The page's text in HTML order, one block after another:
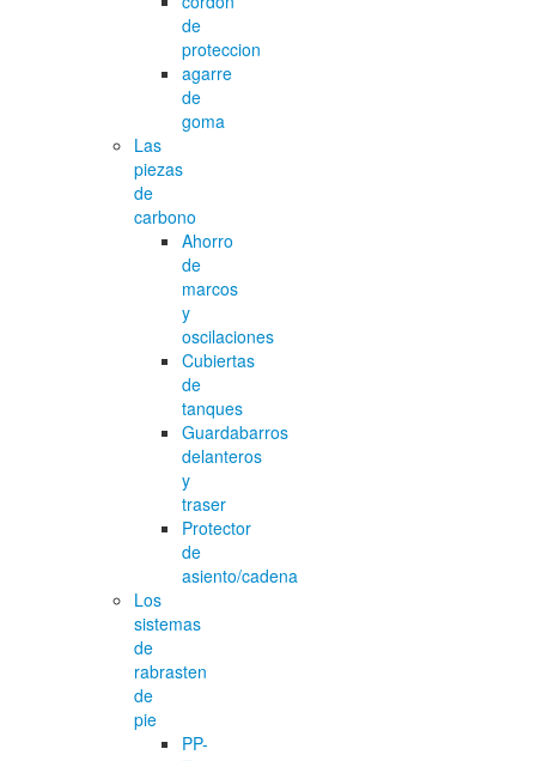
de
proteccion
agarre
de
goma
Las
piezas
de
carbono
Ahorro
de
marcos
y
oscilaciones
Cubiertas
de
tanques
Guardabarros
delanteros
y
traser
Protector
de
asiento/cadena
Los
sistemas
de
rabrasten
de
pie
PP-